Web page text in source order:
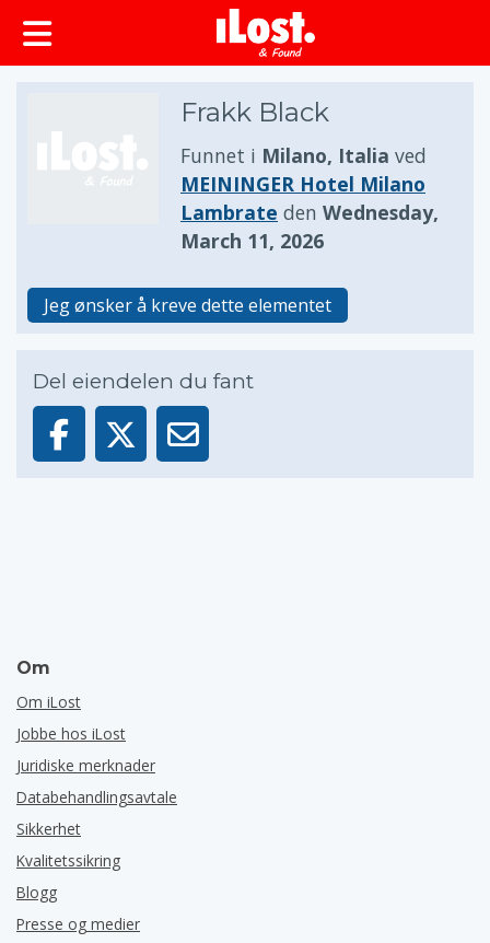
Frakk Black
Funnet i Milano, Italia ved
MEININGER Hotel Milano
Lambrate den Wednesday,
March 11, 2026
Jeg ønsker å kreve dette elementet
Del eiendelen du fant
Om
Om iLost
Jobbe hos iLost
Juridiske merknader
Databehandlingsavtale
Sikkerhet
Kvalitetssikring
Blogg
Presse og medier